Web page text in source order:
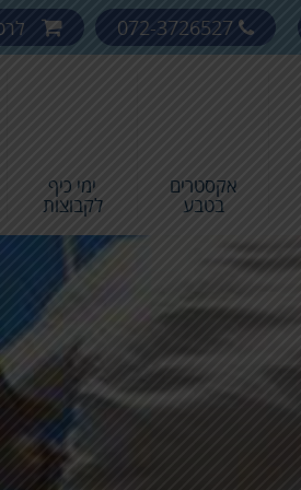
072-3726527
אקסטרים
בטבע
ימי כיף
לקבוצות